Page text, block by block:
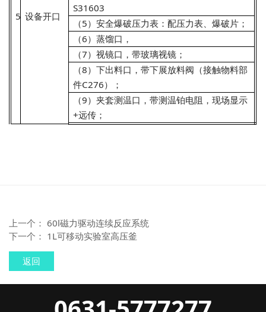
5 设备开口
S31603
（5）安全爆破压力表：配压力表、爆破片；
（6）蒸馏口，
（7）视镜口，带玻璃视镜；
（8）下出料口，带下展放料阀（接触物料部
件C276）；
（9）夹套测温口，带测温铂电阻，现场显示
+远传；
上一个： 60l磁力驱动连续反应系统
下一个： 1L可移动实验室高压釜
返回